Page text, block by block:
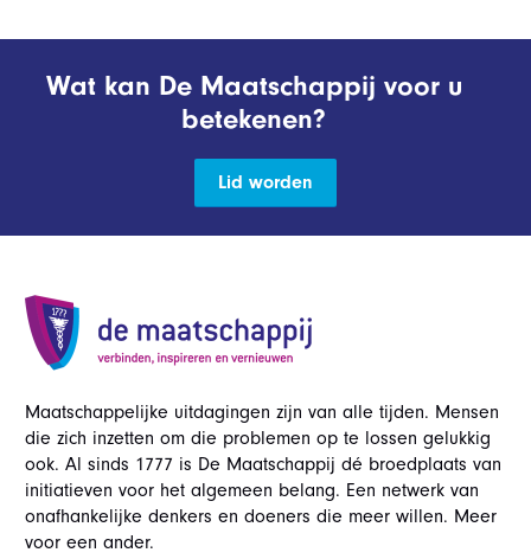
Wat kan De Maatschappij voor u
betekenen?
Lid worden
Maatschappelijke uitdagingen zijn van alle tijden. Mensen
die zich inzetten om die problemen op te lossen gelukkig
ook. Al sinds 1777 is De Maatschappij dé broedplaats van
initiatieven voor het algemeen belang. Een netwerk van
onafhankelijke denkers en doeners die meer willen. Meer
voor een ander.